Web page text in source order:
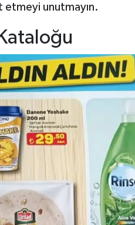
unutmayın.